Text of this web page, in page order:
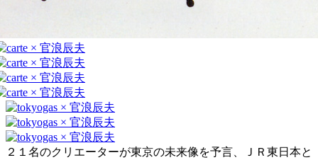
２１名のクリエーターが東京の未来像を予言、ＪＲ東日本と